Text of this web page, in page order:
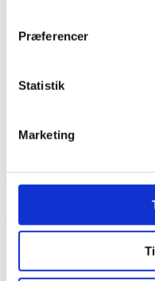
Præferencer
Statistik
Marketing
Den bedste måde at forklare
Hovedet:Forpersonen og
daglige kontakter til at
repræsenterer den enkelte
Hovedet og kroppen er
anden uge. Udover
nye bekendtskaber fra alle